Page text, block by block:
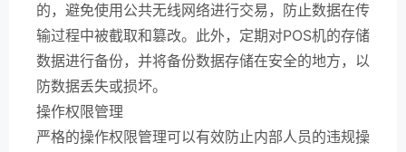
的，避免使用公共无线网络进行交易，防止数据在传
输过程中被截取和篡改。此外，定期对POS机的存储
数据进行备份，并将备份数据存储在安全的地方，以
防数据丢失或损坏。
操作权限管理
严格的操作权限管理可以有效防止内部人员的违规操